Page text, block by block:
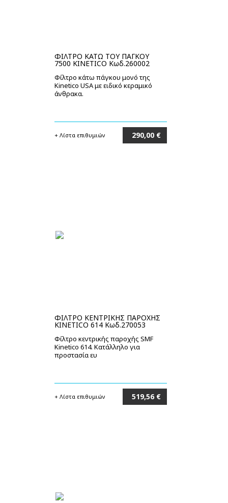
ΦΙΛΤΡΟ ΚΑΤΩ ΤΟΥ ΠΑΓΚΟΥ
7500 KINETICO Κωδ.260002
Φίλτρο κάτω πάγκου μονό της
Kinetico USA με ειδικό κεραμικό
άνθρακα.
+ Λίστα επιθυμιών 290,00 €
ΦΙΛΤΡΟ ΚΕΝΤΡΙΚΗΣ ΠΑΡΟΧΗΣ
KINETICO 614 Κωδ.270053
Φίλτρο κεντρικής παροχής SMF
Kinetico 614. Κατάλληλο για
προστασία ευ
+ Λίστα επιθυμιών 519,56 €